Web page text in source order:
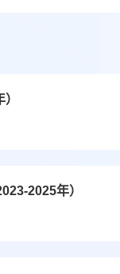
2025年）